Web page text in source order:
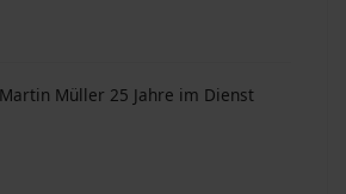
Müller 25 Jahre im Dienst